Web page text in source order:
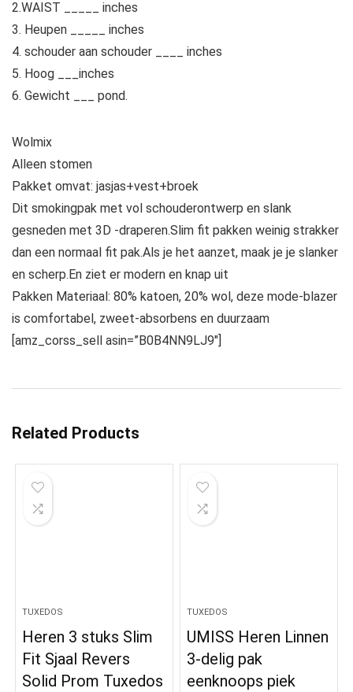
2.WAIST _____ inches
3. Heupen _____ inches
4. schouder aan schouder ____ inches
5. Hoog ___inches
6. Gewicht ___ pond.
Wolmix
Alleen stomen
Pakket omvat: jasjas+vest+broek
Dit smokingpak met vol schouderontwerp en slank
gesneden met 3D -draperen.Slim fit pakken weinig strakker
dan een normaal fit pak.Als je het aanzet, maak je je slanker
en scherp.En ziet er modern en knap uit
Pakken Materiaal: 80% katoen, 20% wol, deze mode-blazer
is comfortabel, zweet-absorbens en duurzaam
[amz_corss_sell asin=”B0B4NN9LJ9″]
Related Products
TUXEDOS
Heren 3 stuks Slim
Fit Sjaal Revers
Solid Prom Tuxedos
TUXEDOS
UMISS Heren Linnen
3-delig pak
eenknoops piek